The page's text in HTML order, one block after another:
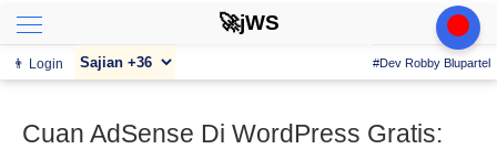
🚀jWS
👨 Login #Dev Robby Blupartel
Cuan AdSense Di WordPress Gratis: